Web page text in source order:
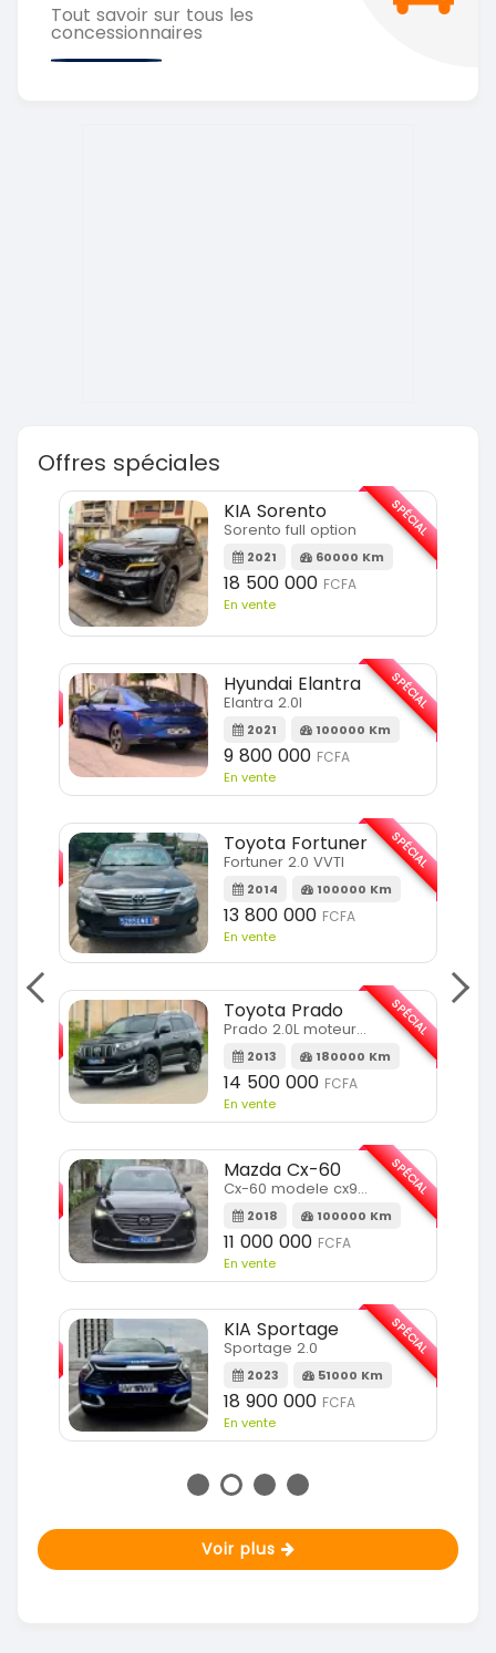
Tout savoir sur tous les
concessionnaires
Offres spéciales
SPÉCIAL
KIA Sorento
Sorento full option
2021 60000 Km
18 500 000 FCFA
En vente
SPÉCIAL
Hyundai Elantra
Elantra 2.0l
2021 100000 Km
9 800 000 FCFA
En vente
SPÉCIAL
Toyota Fortuner
Fortuner 2.0 VVTI
2014 100000 Km
13 800 000 FCFA
En vente
SPÉCIAL
Toyota Prado
Prado 2.0L moteur d4d
2013 180000 Km
14 500 000 FCFA
En vente
SPÉCIAL
Mazda Cx-60
Cx-60 modele cx9 full option
2018 100000 Km
11 000 000 FCFA
En vente
SPÉCIAL
KIA Sportage
Sportage 2.0
2023 51000 Km
18 900 000 FCFA
En vente
SPÉCIAL
Voir plus